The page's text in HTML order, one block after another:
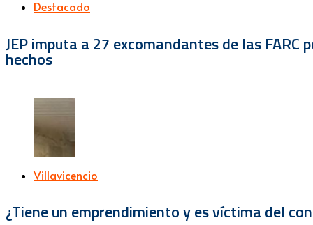
Destacado
JEP imputa a 27 excomandantes de las
hechos
Villavicencio
¿Tiene un emprendimiento y es víctima del